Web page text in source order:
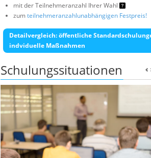
mit der Teilnehmeranzahl Ihrer Wahl
zumteilnehmeranzahlunabhängigen Festpreis!
Detailvergleich: öffentliche
indviduelle Maßnahmen
Schulungssituationen